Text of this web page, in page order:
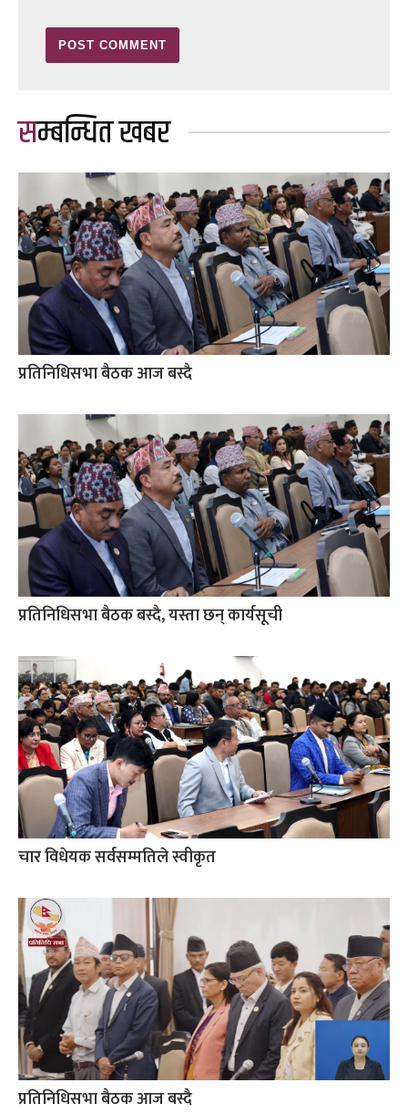
सम्बन्धित खबर
प्रतिनिधिसभा बैठक आज बस्दै
प्रतिनिधिसभा बैठक बस्दै, यस्ता छन् कार्यसूची
चार विधेयक सर्वसम्मतिले स्वीकृत
प्रतिनिधिसभा बैठक आज बस्दै